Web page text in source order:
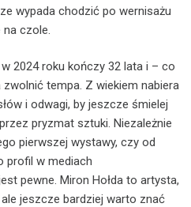
wypada chodzić po wernisażu
czole.
2024 roku kończy 32 lata i – co
tempa. Z wiekiem nabiera
i odwagi, by jeszcze śmielej
pryzmat sztuki. Niezależnie
pierwszej wystawy, czy od
profil w mediach
pewne. Miron Hołda to artysta,
jeszcze bardziej warto znać